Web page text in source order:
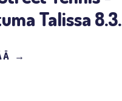
Talissa 8.3.
→